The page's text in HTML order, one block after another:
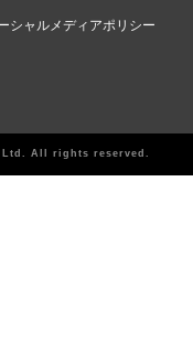
シャルメディアポリシー
All rights reserved.